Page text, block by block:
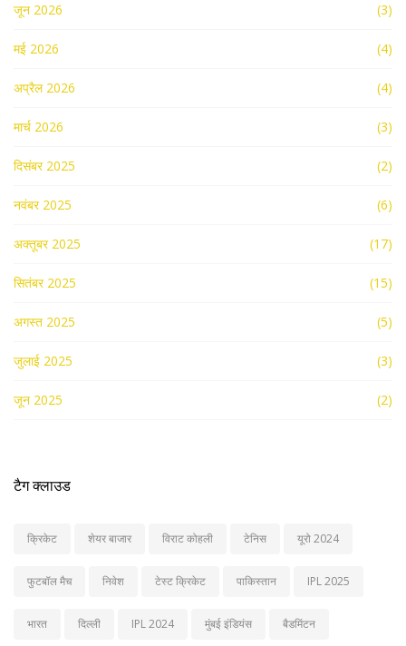
जून 2026 (3)
मई 2026 (4)
अप्रैल 2026 (4)
मार्च 2026 (3)
दिसंबर 2025 (2)
नवंबर 2025 (6)
अक्तूबर 2025 (17)
सितंबर 2025 (15)
अगस्त 2025 (5)
जुलाई 2025 (3)
जून 2025 (2)
टैग क्लाउड
क्रिकेट शेयर बाजार विराट कोहली टेनिस यूरो 2024
फुटबॉल मैच निवेश टेस्ट क्रिकेट पाकिस्तान IPL 2025
भारत दिल्ली IPL 2024 मुंबई इंडियंस बैडमिंटन